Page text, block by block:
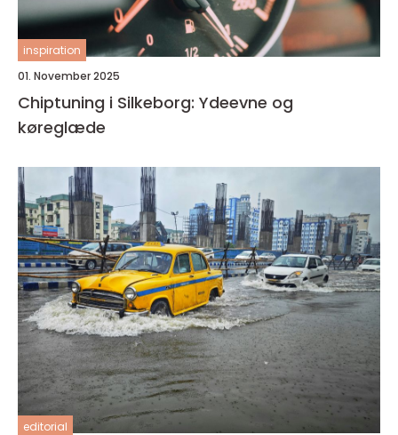
inspiration
01. November 2025
Chiptuning i Silkeborg: Ydeevne og
køreglæde
editorial